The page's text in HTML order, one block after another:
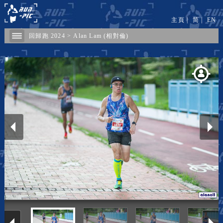
回歸跑 2024 >Alan Lam (相對倫)
主頁 | 简| EN